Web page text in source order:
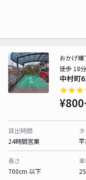
中村町
おかげ
徒歩 18分
¥800
貸出時間
24時間営業
長さ
700cm 以下